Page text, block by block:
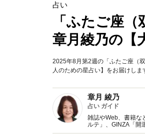
占い
「ふたご座
章月綾乃の【
2025年8月第2週の「ふたご座（
人のための星占い】をお届けしま
章月 綾乃
占い ガイド
雑誌やWeb、書籍な
ルテ」、GINZA「開
い、しぐさや言葉グ